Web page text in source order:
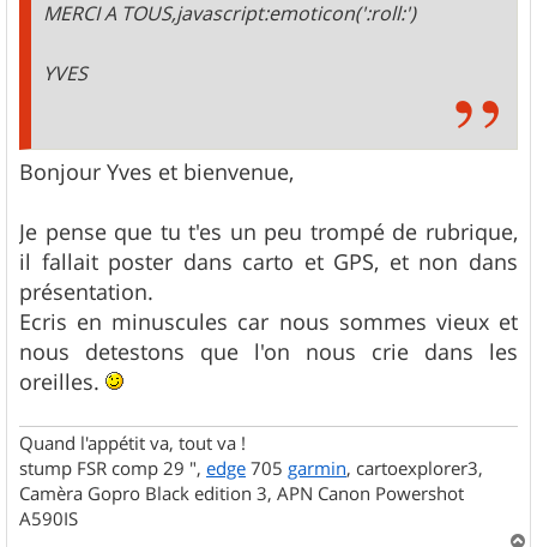
MERCI A TOUS,javascript:emoticon(':roll:')
YVES
Bonjour Yves et bienvenue,
Je pense que tu t'es un peu trompé de rubrique,
il fallait poster dans carto et GPS, et non dans
présentation.
Ecris en minuscules car nous sommes vieux et
nous detestons que l'on nous crie dans les
oreilles.
Quand l'appétit va, tout va !
stump FSR comp 29 ", edge 705 garmin, cartoexplorer3,
Camèra Gopro Black edition 3, APN Canon Powershot
A590IS